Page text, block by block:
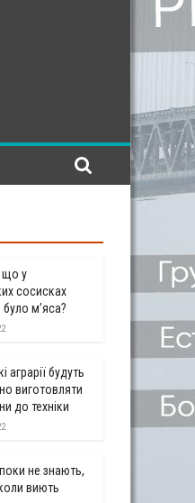
що у
сосисках
м’яса?
аграрії будуть
виготовляти
до техніки
не знають,
виють